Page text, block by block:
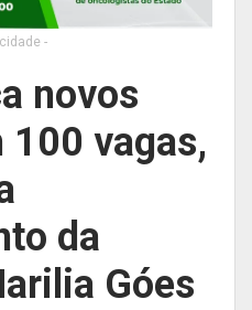
-
novos
vagas,
da
Góes